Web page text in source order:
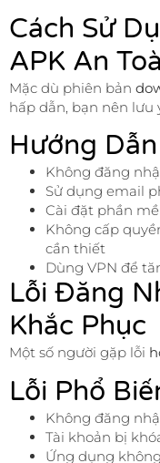
Cách Sử
APK An
Mặc dù phiên bản
hấp dẫn, bạn nên lưu
Hướng
Không đăng
Sử dụng email
Cài đặt phần
Không cấp
cần thiết
Dùng VPN để
Lỗi Đăng
Khắc Phục
Một số người gặp lỗi
Lỗi Phổ
Không đăng
Tài khoản bị
Ứng dụng